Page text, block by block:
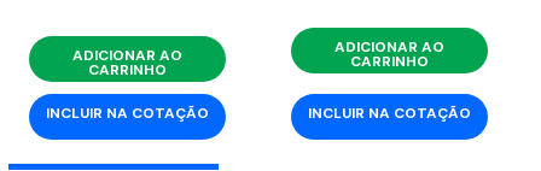
ADICIONAR AO
CARRINHO
INCLUIR NA COTAÇÃO
ADICIONAR AO
CARRINHO
INCLUIR NA COTAÇÃO